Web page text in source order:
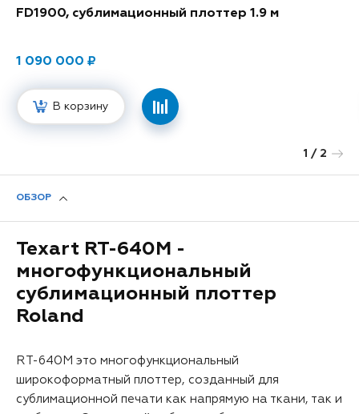
1 / 2
FD1900, сублимационный плоттер 1.9 м
1 090 000
В корзину
ОБЗОР
Texart RT-640M -
многофункциональный
сублимационный плоттер
Roland
RT-640M это многофункциональный
широкоформатный плоттер, созданный для
сублимационной печати как напрямую на ткани, так и